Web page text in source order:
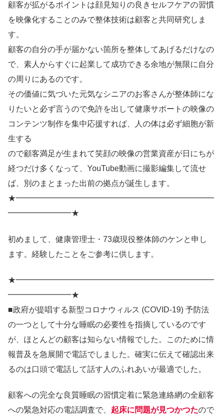
顧客が拡がるポイントは顔見知りの良きセルフケアの習慣
を映像化することのみで整体技術は顧客と共同研究しま
す。
顧客の自分の手が届かない箇所を整体してあげるだけなの
で、素人からすぐに起業して成功できる余地が無限に自分
の周りにあるのです。
その価値に気づいた元気なシニアのお客さんが整体師にな
りたいと必ず言うので免許を出して健康サポートの映像の
コンテンツ制作を集中応援すれば、人の体は必ず細胞が新
生する
ので顧客満足が生まれて笑顔の映像の営業資産が日にちが
経つだけ多くなって、YouTube動画に撮影編集して流せ
ば、別のまとまった出前の拠点が誕生します。
★━━━━━━━━━━━━━━━━━━━━━━━━━
━━━━━━━━★
初めまして、健康管理士・73歳現役整体師のケンと申し
ます。経験したことをご参考に供します。
★━━━━━━━━━━━━━━━━━━━━━━━━━
━━━━━━━━★
■政府が提唱する新型コロナウィルス (COVID-19) 予防法
の一つとして十分な睡眠の必要性を指摘しているのです
が、ほとんどの顧客は知らない情報でした。このために情
報普及を急展開で電話でしました。確実に伝えて確認出来
るのは口頭で電話して話す人のふれあいが最適でした。
顧客への完全な良質睡眠の習慣定着に緊急連絡網の全顧客
への緊急対応の電話調査で、 起床に問題が見つかつたので